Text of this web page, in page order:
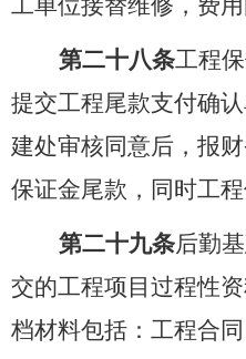
工单位接替维修，费
第二十八条工程
提交工程尾款支付确
建处审核同意后，报
保证金尾款，同时工程
第二十九条后勤
交的工程项目过程性
档材料包括：工程合